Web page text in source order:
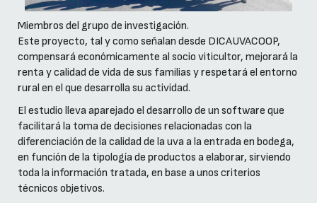
Miembros del grupo de investigación.
Este proyecto, tal y como señalan desde DICAUVACOOP,
compensará económicamente al socio viticultor, mejorará la
renta y calidad de vida de sus familias y respetará el entorno
rural en el que desarrolla su actividad.
El estudio lleva aparejado el desarrollo de un software que
facilitará la toma de decisiones relacionadas con la
diferenciación de la calidad de la uva a la entrada en bodega,
en función de la tipología de productos a elaborar, sirviendo
toda la información tratada, en base a unos criterios
técnicos objetivos.